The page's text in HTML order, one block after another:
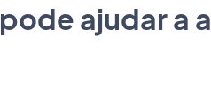
ajudar a